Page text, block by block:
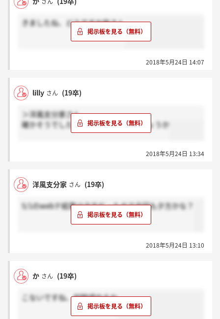
きましたね、どうですか皆さん
2018年5月24日 14:07
lilly さん (19卒)
＞洋風支分家さん
確かそうでしたよね、17時くらいでしょうか
2018年5月24日 13:34
洋風支分家 さん (19卒)
5/1のwebテ結果は夕方だったので今回も夕方かな？
2018年5月24日 13:10
か さん (19卒)
こないですね、何時頃やろか